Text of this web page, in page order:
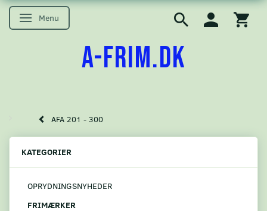
Skifte navigation
Menu
A-FRIM.DK
AFA 201 - 300
KATEGORIER
OPRYDNINGSNYHEDER
FRIMÆRKER